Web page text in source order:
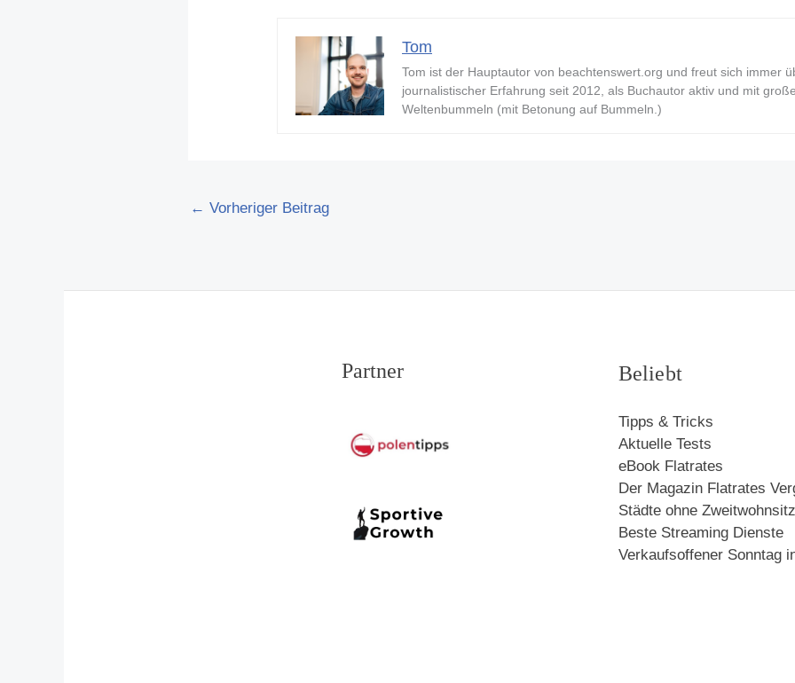
Tom
Tom ist der Hauptautor von beachtenswert.org und freut sich immer
journalistischer Erfahrung seit 2012, als Buchautor aktiv und mit
Weltenbummeln (mit Betonung auf Bummeln.)
← Vorheriger Beitrag
Partner Beliebt
Tipps & Tricks
Aktuelle Tests
eBook Flatrates
Der Magazin Flatrates
Städte ohne
Beste Streaming Dienste
Verkaufsoffener Sonntag